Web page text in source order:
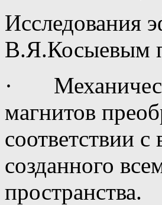
Исследования
В.Я.Косыевым
·
магнитов
соответствии
созданного
пространства.